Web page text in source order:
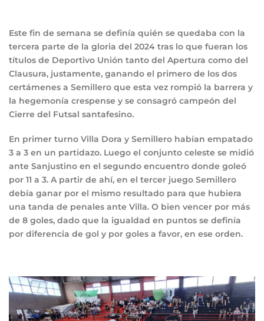
Este fin de semana se definía quién se quedaba con la
tercera parte de la gloria del 2024 tras lo que fueran los
títulos de Deportivo Unión tanto del Apertura como del
Clausura, justamente, ganando el primero de los dos
certámenes a Semillero que esta vez rompió la barrera y
la hegemonía crespense y se consagró campeón del
Cierre del Futsal santafesino.
En primer turno Villa Dora y Semillero habían empatado
3 a 3 en un partidazo. Luego el conjunto celeste se midió
ante Sanjustino en el segundo encuentro donde goleó
por 11 a 3. A partir de ahí, en el tercer juego Semillero
debía ganar por el mismo resultado para que hubiera
una tanda de penales ante Villa. O bien vencer por más
de 8 goles, dado que la igualdad en puntos se definía
por diferencia de gol y por goles a favor, en ese orden.